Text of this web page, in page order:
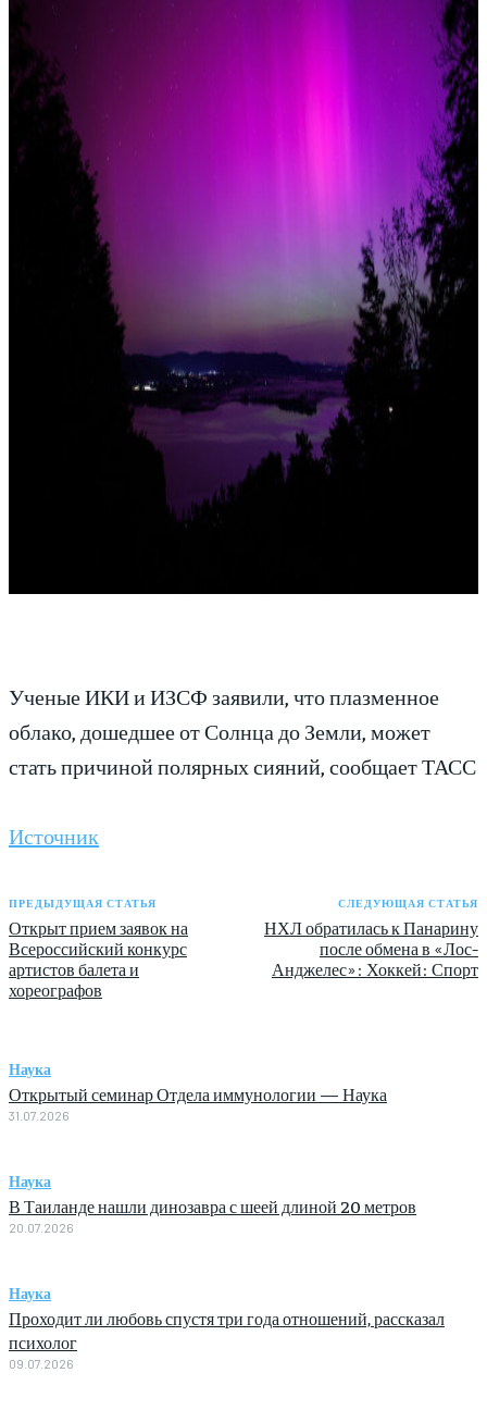
Ученые ИКИ и ИЗСФ заявили, что плазменное
облако, дошедшее от Солнца до Земли, может
стать причиной полярных сияний, сообщает ТАСС
Источник
ПРЕДЫДУЩАЯ СТАТЬЯ
Открыт прием заявок на
Всероссийский конкурс
артистов балета и
хореографов
СЛЕДУЮЩАЯ СТАТЬЯ
НХЛ обратилась к Панарину
после обмена в «Лос-
Анджелес»: Хоккей: Спорт
Наука
Открытый семинар Отдела иммунологии — Наука
31.07.2026
Наука
В Таиланде нашли динозавра с шеей длиной 20 метров
20.07.2026
Наука
Проходит ли любовь спустя три года отношений, рассказал
психолог
09.07.2026